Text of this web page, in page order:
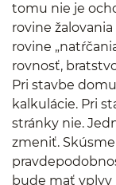
tomu nie je
rovine
rovine
rovnosť,
Pri stavbe
kalkulácie. Pri
stránky nie.
zmeniť.
bude mať vplyv